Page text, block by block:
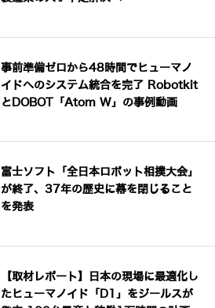
事前準備ゼロから48時間でヒューマノ
イドへのシステム統合を完了 Robotkit
とDOBOT「Atom W」の事例動画
富士ソフト「全日本ロボット相撲大会」
が終了、37年の歴史に幕を閉じること
を発表
【取材レポート】日本の現場に最適化し
たヒューマノイド「D1」をジールスが